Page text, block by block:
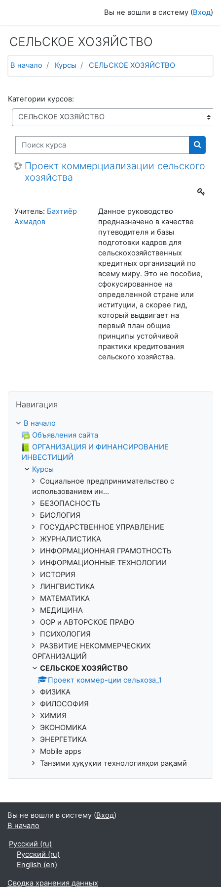
Вы не вошли в систему (Вход)
СЕЛЬСКОЕ ХОЗЯЙСТВО
В начало Курсы СЕЛЬСКОЕ ХОЗЯЙСТВО
Категории курсов:
Поиск курса
Поиск
Проект коммерциализации сельского
хозяйства
Данное руководство
предназначено в качестве
путеводителя и базы
подготовки кадров для
сельскохозяйственных
кредитных организаций по
всему миру. Это не пособие,
сфокусированное на
определенной стране или
иституции, а скорее гид,
который выдвигает на
первый план общие
принципы устойчивой
практики кредитования
сельского хозяйства.
Учитель: Бахтиёр
Ахмадов
Навигация
В начало
Объявления сайта
ОРГАНИЗАЦИЯ И ФИНАНСИРОВАНИЕ
ИНВЕСТИЦИЙ
Курсы
Социальное предпринимательство с
использованием ин...
БЕЗОПАСНОСТЬ
БИОЛОГИЯ
ГОСУДАРСТВЕННОЕ УПРАВЛЕНИЕ
ЖУРНАЛИСТИКА
ИНФОРМАЦИОННАЯ ГРАМОТНОСТЬ
ИНФОРМАЦИОННЫЕ ТЕХНОЛОГИИ
ИСТОРИЯ
ЛИНГВИСТИКА
МАТЕМАТИКА
МЕДИЦИНА
ООР и АВТОРСКОЕ ПРАВО
ПСИХОЛОГИЯ
РАЗВИТИЕ НЕКОММЕРЧЕСКИХ
ОРГАНИЗАЦИЙ
СЕЛЬСКОЕ ХОЗЯЙСТВО
Проект коммер-ции сельхоза_1
ФИЗИКА
ФИЛОСОФИЯ
ХИМИЯ
ЭКОНОМИКА
ЭНЕРГЕТИКА
Mobile apps
Танзими ҳуқуқии технологияҳои рақамӣ
Вы не вошли в систему (Вход)
В начало
Русский ‎(ru)‎
Русский ‎(ru)‎
English ‎(en)‎
Сводка хранения данных